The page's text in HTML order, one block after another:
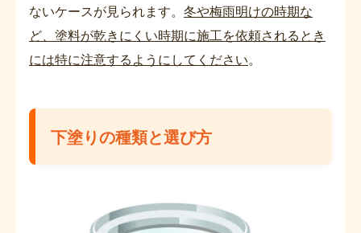
ないケースが見られます。 冬や梅雨明けの時期な
ど、塗料が乾きにくい時期に施工を依頼されるとき
には特に注意するようにしてください。
下塗りの種類と選び方